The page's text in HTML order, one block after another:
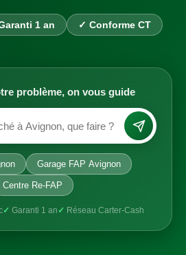
1 an ✓ Conforme CT
problème, on vous guide
Garage FAP Avignon
Centre Re-FAP
✓ Garanti 1 an ✓ Réseau Carter-Cash